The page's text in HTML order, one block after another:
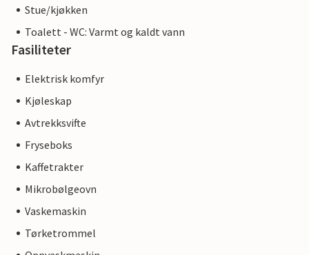
Stue/kjøkken
Toalett - WC: Varmt og kaldt vann
Fasiliteter
Elektrisk komfyr
Kjøleskap
Avtrekksvifte
Fryseboks
Kaffetrakter
Mikrobølgeovn
Vaskemaskin
Tørketrommel